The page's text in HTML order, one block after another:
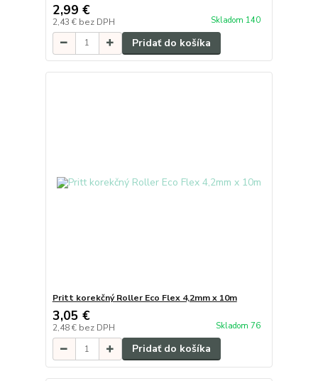
2,99 €
2,43 € bez DPH Skladom 140
Pridať do košíka
Pritt korekčný Roller Eco Flex 4,2mm x 10m
3,05 €
2,48 € bez DPH Skladom 76
Pridať do košíka